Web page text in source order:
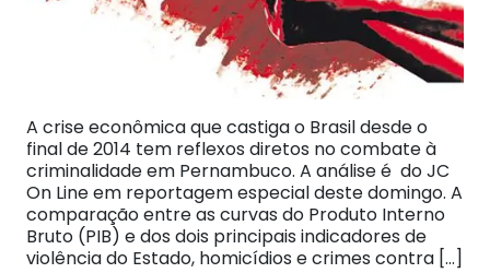
A crise econômica que castiga o Brasil desde o
final de 2014 tem reflexos diretos no combate à
criminalidade em Pernambuco. A análise é do JC
On Line em reportagem especial deste domingo. A
comparação entre as curvas do Produto Interno
Bruto (PIB) e dos dois principais indicadores de
violência do Estado, homicídios e crimes contra […]